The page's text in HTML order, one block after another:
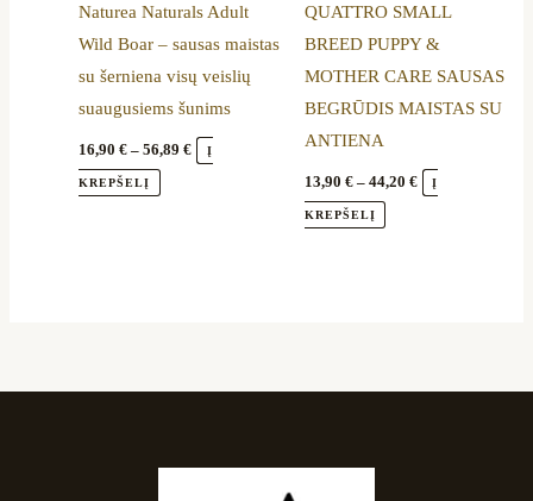
Naturea Naturals Adult
Wild Boar – sausas maistas
su šerniena visų veislių
suaugusiems šunims
16,90€ – 56,89€ Į
KREPŠELĮ
chosen
on
the
product
page
QUATTRO SMALL
BREED PUPPY &
MOTHER CARE SAUSAS
BEGRŪDIS MAISTAS SU
ANTIENA
13,90 € – 44,20 € Į
KREPŠELĮ
chosen
on
the
product